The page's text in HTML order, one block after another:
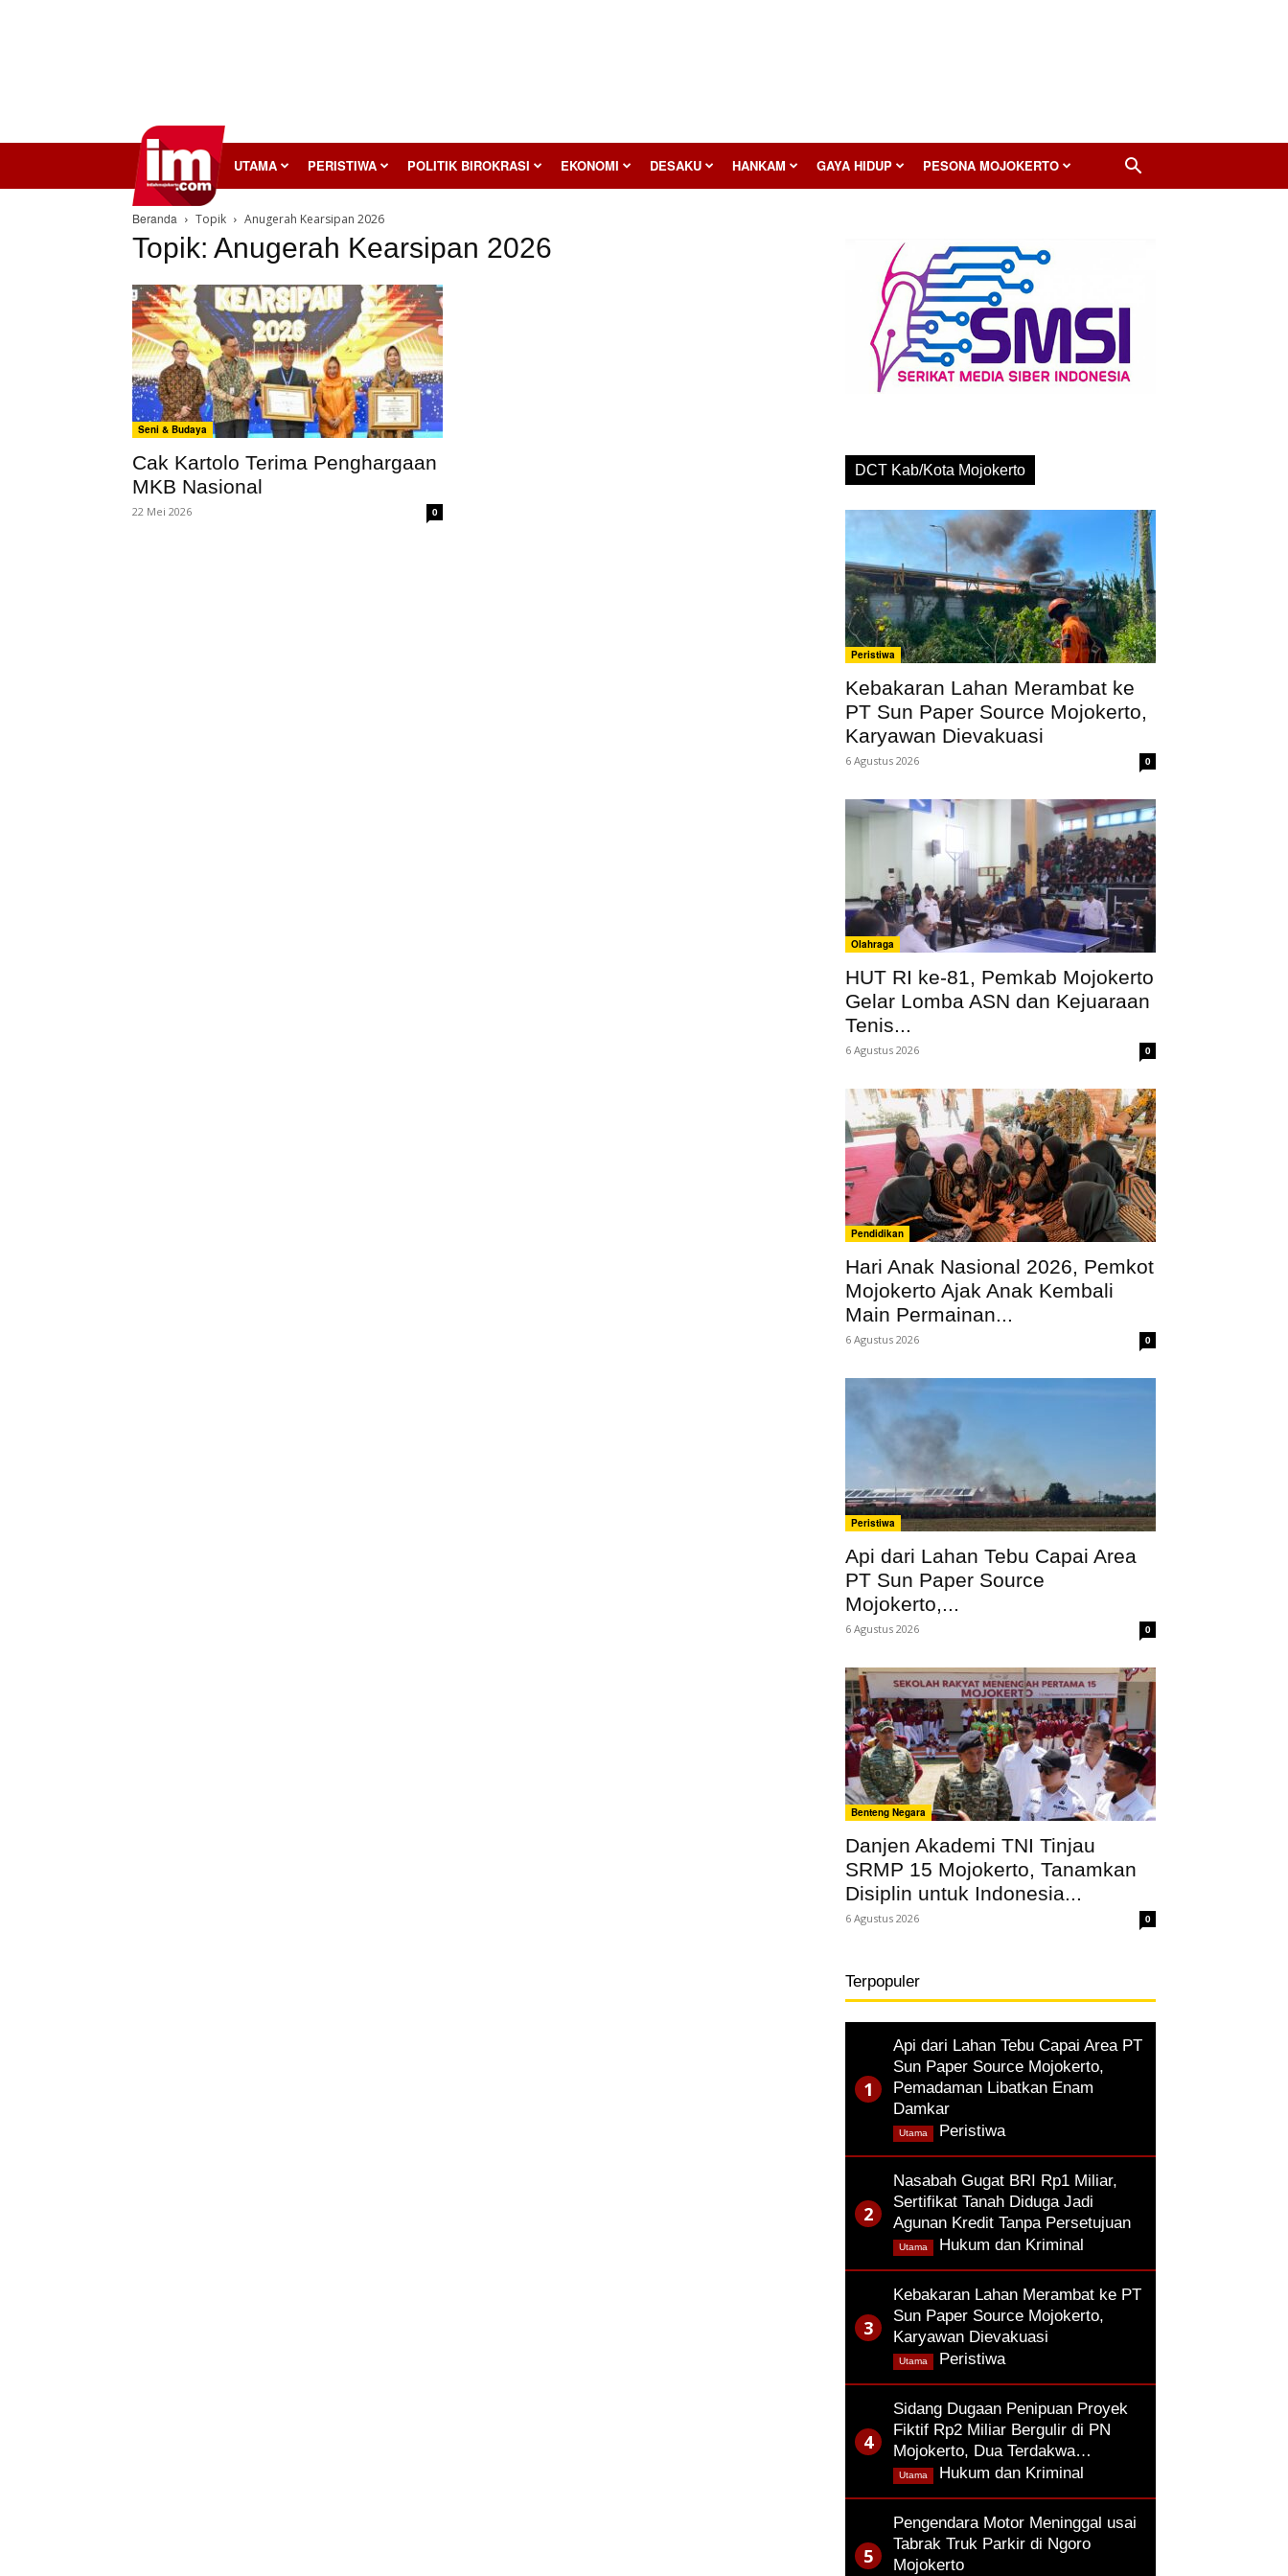
InilahMojokerto UTAMA PERISTIWA POLITIK BIROKRASI EKONOMI DESAKU HANKAM GAYA HIDUP PESONA MOJOKERTO
Beranda Topik Anugerah Kearsipan 2026
Topik: Anugerah Kearsipan 2026
Seni & Budaya
Cak Kartolo Terima Penghargaan
MKB Nasional
22 Mei 2026 0
DCT Kab/Kota Mojokerto
Peristiwa
Kebakaran Lahan Merambat ke
PT Sun Paper Source Mojokerto,
Karyawan Dievakuasi
6 Agustus 2026 0
Olahraga
HUT RI ke-81, Pemkab Mojokerto
Gelar Lomba ASN dan Kejuaraan
Tenis...
6 Agustus 2026 0
Pendidikan
Hari Anak Nasional 2026, Pemkot
Mojokerto Ajak Anak Kembali
Main Permainan...
6 Agustus 2026 0
Peristiwa
Api dari Lahan Tebu Capai Area
PT Sun Paper Source
Mojokerto,...
6 Agustus 2026 0
Benteng Negara
Danjen Akademi TNI Tinjau
SRMP 15 Mojokerto, Tanamkan
Disiplin untuk Indonesia...
6 Agustus 2026 0
Terpopuler
Api dari Lahan Tebu Capai Area PT
Sun Paper Source Mojokerto,
Pemadaman Libatkan Enam
Damkar
Peristiwa,
Utama
Nasabah Gugat BRI Rp1 Miliar,
Sertifikat Tanah Diduga Jadi
Agunan Kredit Tanpa Persetujuan
Hukum dan Kriminal
Utama
Kebakaran Lahan Merambat ke PT
Sun Paper Source Mojokerto,
Karyawan Dievakuasi
Peristiwa,
Utama
Sidang Dugaan Penipuan Proyek
Fiktif Rp2 Miliar Bergulir di PN
Mojokerto, Dua Terdakwa…
Hukum dan Kriminal
Utama
Pengendara Motor Meninggal usai
Tabrak Truk Parkir di Ngoro
Mojokerto